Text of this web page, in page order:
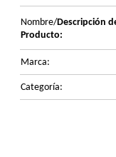
Nombre/Descripción
Producto:
Marca:
Categoría: